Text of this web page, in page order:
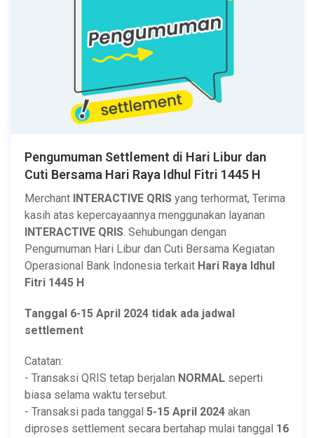
Pengumuman Settlement di Hari Libur dan
Cuti Bersama Hari Raya Idhul Fitri 1445 H
Merchant INTERACTIVE QRIS yang terhormat, Terima
kasih atas kepercayaannya menggunakan layanan
INTERACTIVE QRIS. Sehubungan dengan
Pengumuman Hari Libur dan Cuti Bersama Kegiatan
Operasional Bank Indonesia terkait Hari Raya Idhul
Fitri 1445 H
Tanggal 6-15 April 2024 tidak ada jadwal
settlement
Catatan:
- Transaksi QRIS tetap berjalan NORMAL seperti
biasa selama waktu tersebut.
- Transaksi pada tanggal 5-15 April 2024 akan
diproses settlement secara bertahap mulai tanggal 16